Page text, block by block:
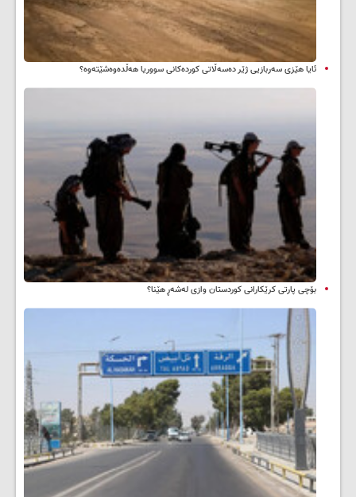
ئایا هێزی سەربازیی ژێر دەسەڵاتی کوردەکانی سووریا هەڵدەوەشێتەوە؟
بۆچی پارتی کرێکارانی کوردستان وازی لەشەڕ هێنا؟